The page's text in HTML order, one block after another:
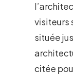
visiteurs
située
citée